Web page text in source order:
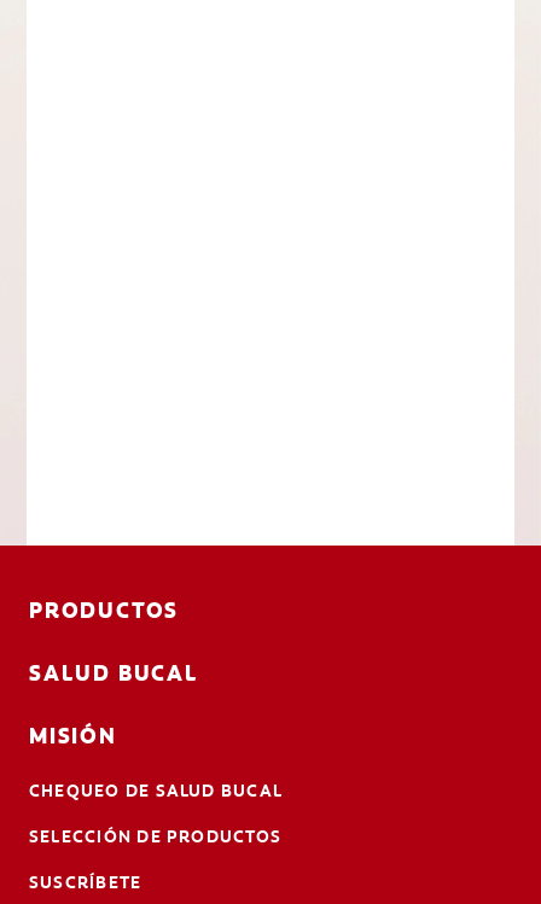
PRODUCTOS
SALUD BUCAL
MISIÓN
CHEQUEO DE SALUD BUCAL
SELECCIÓN DE PRODUCTOS
SUSCRÍBETE